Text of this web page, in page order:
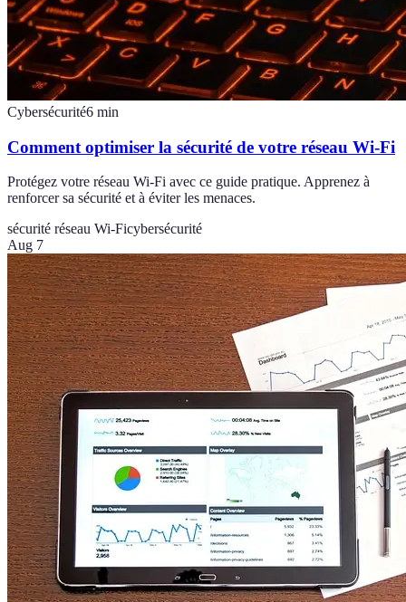
Cybersécurité6 min
Comment optimiser la sécurité de votre réseau Wi-Fi
Protégez votre réseau Wi-Fi avec ce guide pratique. Apprenez à
renforcer sa sécurité et à éviter les menaces.
sécurité réseau Wi-Ficybersécurité
Aug 7